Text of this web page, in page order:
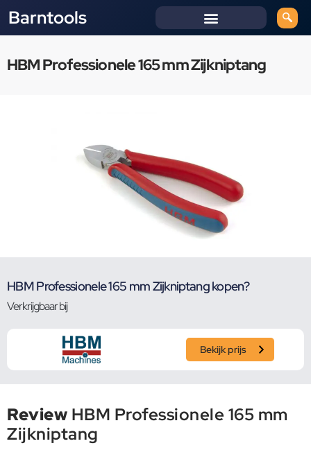
Barntools
HBM Professionele 165 mm Zijkniptang
HBM Professionele 165 mm Zijkniptang kopen?
Verkrijgbaar bij
Bekijk prijs
Review HBM Professionele 165 mm
Zijkniptang